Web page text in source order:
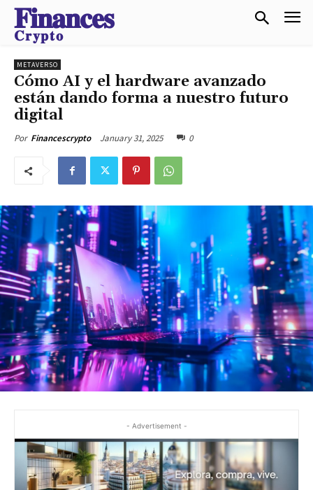
𝐅𝐢𝐧𝐚𝐧𝐜𝐞𝐬
𝐂𝐫𝐲𝐩𝐭𝐨
METAVERSO
Cómo AI y el hardware avanzado
están dando forma a nuestro futuro
digital
Por Financescrypto January 31, 2025 0
- Advertisement -